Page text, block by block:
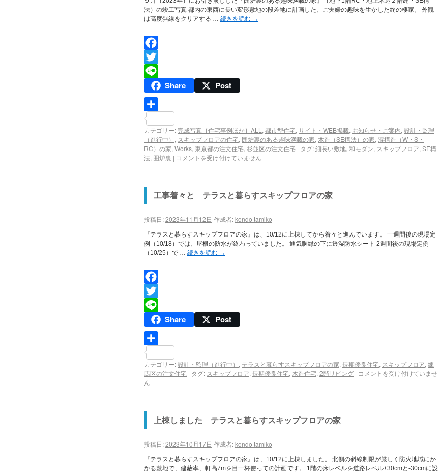
法）の竣工写真 都内の東西に長い変形敷地の段差地に計画した、ご夫婦の趣味を生かした終の棲家。 外観
は高度斜線をクリアする … 続きを読む →
Facebook
Twitter
Line
Share Post
有
カテゴリー: 完成写真［住宅事例ほか］ALL , 都市型住宅, サイト・WEB掲載, お知らせ・ご案内, 設計・監理
（進行中） , スキップフロアの住宅, 囲炉裏のある趣味満載の家, 木造（SE構法）の家, 混構造（W・S・
RC）の家, Works, 東京都の注文住宅, 杉並区の注文住宅 | タグ:細長い敷地, 和モダン, スキップフロア, SE構
法, 囲炉裏 | コメントを受け付けていません
工事着々と テラスと暮らすスキップフロアの家
投稿日:2023年11月12日 作成者:kondo tamiko
『テラスと暮らすスキップフロアの家』は、10/12に上棟してから着々と進んでいます。 一週間後の現場定
例（10/18）では、屋根の防水が終わっていました。 通気胴縁の下に透湿防水シート 2週間後の現場定例
（10/25）で … 続きを読む →
Facebook
Twitter
Line
Share Post
有
カテゴリー:設計・監理（進行中） , テラスと暮らすスキップフロアの家, 長期優良住宅, スキップフロア, 練
馬区の注文住宅 | タグ: スキップフロア, 長期優良住宅, 木造住宅, 2階リビング | コメントを受け付けていませ
ん
上棟しました テラスと暮らすスキップフロアの家
投稿日:2023年10月17日 作成者:kondo tamiko
『テラスと暮らすスキップフロアの家』は、10/12に上棟しました。 北側の斜線制限が厳しく防火地域にか
かる敷地で、建蔽率、軒高7mを目一杯使っての計画です。 1階の床レベルを道路レベル+30cmと-30cmに設